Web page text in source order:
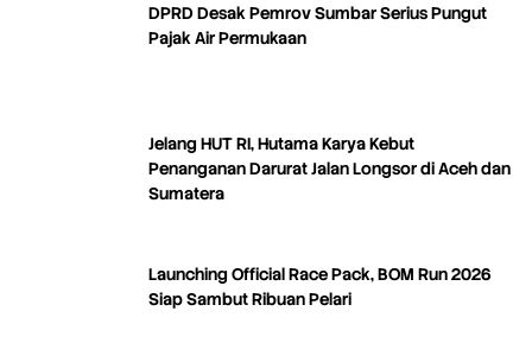
DPRD Desak Pemrov Sumbar Serius Pungut
Pajak Air Permukaan
Jelang HUT RI, Hutama Karya Kebut
Penanganan Darurat Jalan Longsor di Aceh dan
Sumatera
Launching Official Race Pack, BOM Run 2026
Siap Sambut Ribuan Pelari